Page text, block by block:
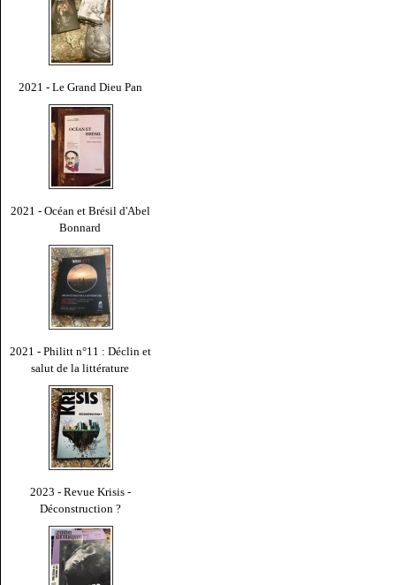
2021 - Le Grand Dieu Pan
2021 - Océan et Brésil d'Abel
Bonnard
2021 - Philitt n°11 : Déclin et
salut de la littérature
2023 - Revue Krisis -
Déconstruction ?